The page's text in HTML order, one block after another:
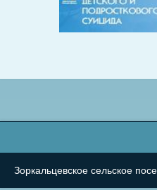
Зоркальцевское сельское